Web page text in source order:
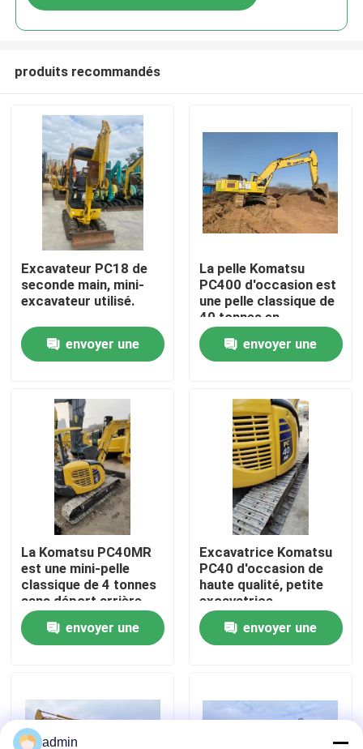
À la maison
Produits
À propos de nous
Visite de l'usine
Contrôle de la qualité
Nous contacter
Demandez un devis
Machines de construction utilisées
produits recommandés
Excavateur PC18 de
seconde main, mini-
excavateur utilisé.
envoyer une
La pelle Komatsu
PC400 d'occasion est
une pelle classique de
40 tonnes en
provenance du Japon
envoyer une
La Komatsu PC40MR
est une mini-pelle
classique de 4 tonnes
sans déport arrière,
fabriquée au Japon
envoyer une
Excavatrice Komatsu
PC40 d'occasion de
haute qualité, petite
excavatrice
d'occasion
envoyer une
admin